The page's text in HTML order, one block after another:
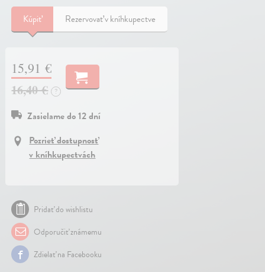
Kúpiť Rezervovať v kníhkupectve
15,91 €
16,40 €
?
Zasielame do 12 dní
Pozrieť dostupnosť
v kníhkupectvách
Pridať do wishlistu
Odporučiť známemu
Zdielať na Facebooku